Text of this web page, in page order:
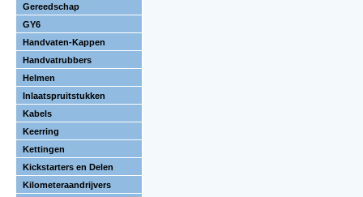
Gereedschap
GY6
Handvaten-Kappen
Handvatrubbers
Helmen
Inlaatspruitstukken
Kabels
Keerring
Kettingen
Kickstarters en Delen
Kilometeraandrijvers